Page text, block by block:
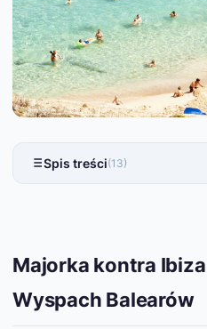
Spis treści(13)
Majorka kontra
Wyspach Balearów